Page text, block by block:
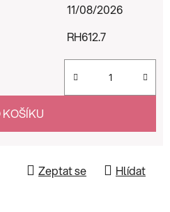
11/08/2026
RH612.7
KOŠÍKU
Zeptat se Hlídat